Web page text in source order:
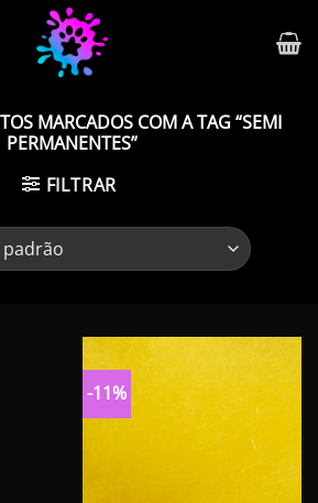
MARCADOS COM A TAG “SEMI
PERMANENTES”
FILTRAR
-11%